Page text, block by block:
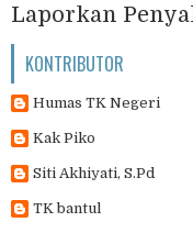
Laporkan
KONTRIBUTOR
Humas TK Negeri
Kak Piko
Siti Akhiyati, S.Pd
TK bantul